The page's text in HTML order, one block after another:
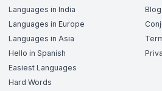
Languages in India
Languages in Europe
Languages in Asia
Hello in Spanish
Easiest Languages
Hard Words
Blog